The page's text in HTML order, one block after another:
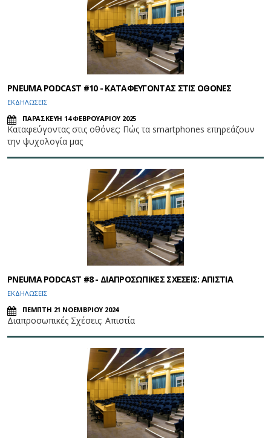
PNEUMA PODCAST #10 - ΚΑΤΑΦΕΥΓΟΝΤΑΣ ΣΤΙΣ ΟΘΟΝΕΣ
ΕΚΔΗΛΩΣΕΙΣ
ΠΑΡΑΣΚΕΥΗ 14 ΦΕΒΡΟΥΑΡΙΟΥ 2025
Καταφεύγοντας στις οθόνες: Πώς τα smartphones επηρεάζουν
την ψυχολογία μας
PNEUMA PODCAST #8 - ΔΙΑΠΡΟΣΩΠΙΚΕΣ ΣΧΕΣΕΙΣ: ΑΠΙΣΤΙΑ
ΕΚΔΗΛΩΣΕΙΣ
ΠΕΜΠΤΗ 21 ΝΟΕΜΒΡΙΟΥ 2024
Διαπροσωπικές Σχέσεις: Απιστία